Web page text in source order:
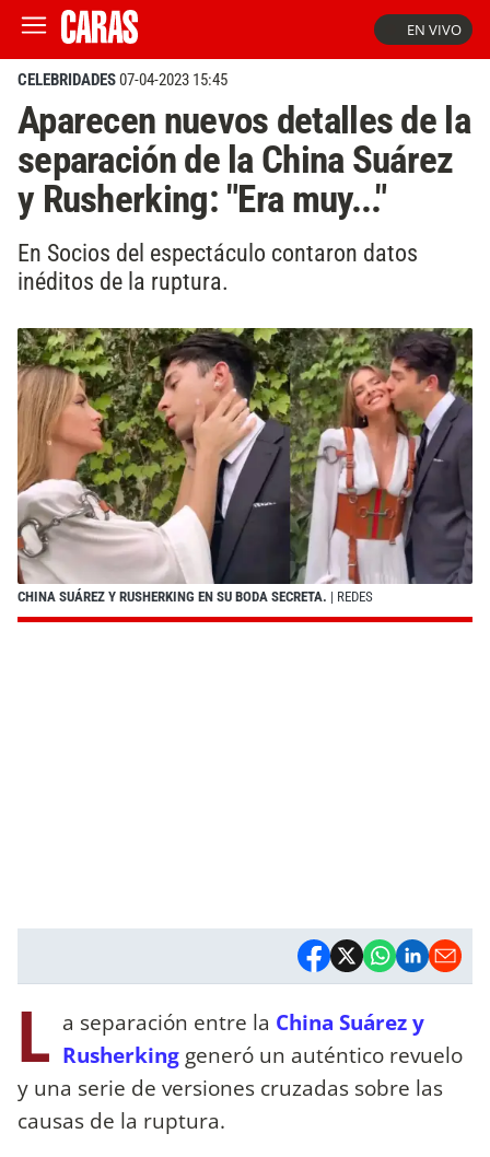
EN VIVO
CELEBRIDADES07-04-2023 15:45
Aparecen nuevos detalles de la
separación de la China Suárez
y Rusherking: "Era muy..."
En Socios del espectáculo contaron datos
inéditos de la ruptura.
CHINA SUÁREZ Y RUSHERKING EN SU BODA SECRETA. | REDES
L a separación entre la China Suárez y
Rusherking generó un auténtico revuelo
y una serie de versiones cruzadas sobre las
causas de la ruptura.